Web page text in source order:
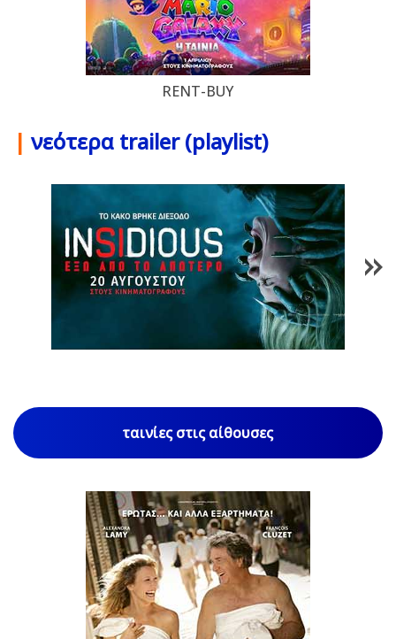
RENT-BUY
| νεότερα trailer (playlist)
1
ταινίες στις αίθουσες